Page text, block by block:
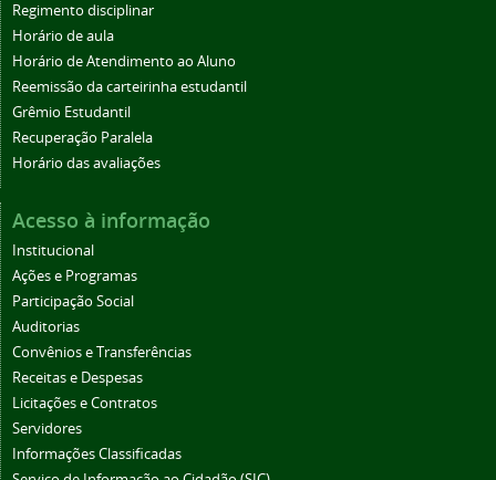
Regimento disciplinar
Horário de aula
Horário de Atendimento ao Aluno
Reemissão da carteirinha estudantil
Grêmio Estudantil
Recuperação Paralela
Horário das avaliações
Acesso à informação
Institucional
Ações e Programas
Participação Social
Auditorias
Convênios e Transferências
Receitas e Despesas
Licitações e Contratos
Servidores
Informações Classificadas